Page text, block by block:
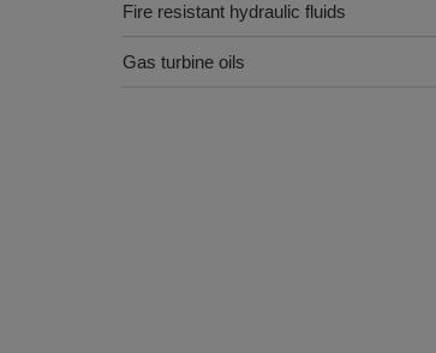
Fire resistant hydraulic fluids
Gas turbine oils